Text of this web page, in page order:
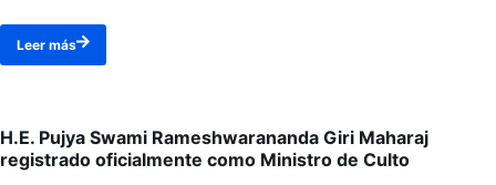
Leer más
H.E. Pujya Swami Rameshwarananda Giri Maharaj
registrado oficialmente como Ministro de Culto